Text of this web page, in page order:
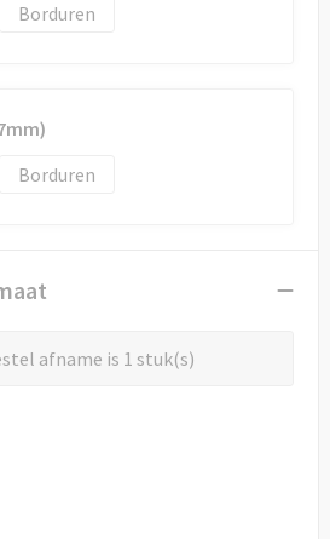
Borduren
Borduren
afname is 1 stuk(s)